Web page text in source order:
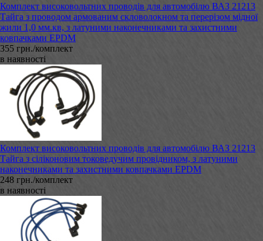
Комплект високовольтних проводів для автомобілю ВАЗ 21213
Тайга з проводом армованим скловолокном та перерізом мідної
жили 1,0 мм.кв, з латуними наконечниками та захистними
ковпачками EPDM
355 грн./комплект
в наявності
Комплект високовольтних проводів для автомобілю ВАЗ 21213
Тайга з сіліконовим токоведучим провідником, з латуними
наконечниками та захистними ковпачками EPDM
248 грн./комплект
в наявності